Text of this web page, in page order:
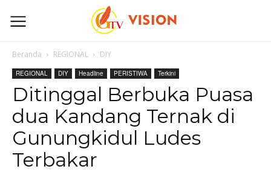
Beranda REGIONAL DIY
REGIONAL DIY Headline PERISTIWA Terkini
Ditinggal Berbuka Puasa
dua Kandang Ternak di
Gunungkidul Ludes
Terbakar